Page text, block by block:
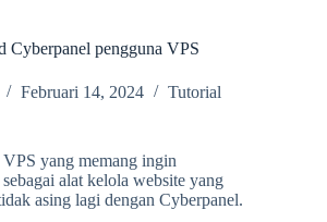
Cyberpanel pengguna VPS
Februari 14, 2024 Tutorial
yang memang ingin
alat kelola website yang
asing lagi dengan Cyberpanel.